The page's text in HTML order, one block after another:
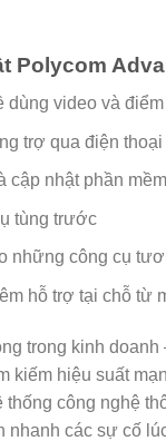
Polycom
dùng video và
trợ qua điện
cập nhật phần mềm
tùng trước
những công cụ
hỗ trợ tại chỗ từ
trong kinh doanh
kiếm hiệu suất
thống công nghệ
nhanh các sự cố